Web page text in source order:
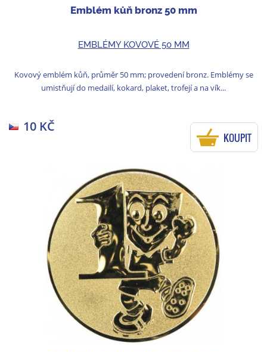
Emblém kůň bronz 50 mm
EMBLÉMY KOVOVÉ 50 MM
Kovový emblém kůň, průměr 50 mm; provedení bronz. Emblémy se
umistňují do medailí, kokard, plaket, trofejí a na vík...
10 KČ
KOUPIT